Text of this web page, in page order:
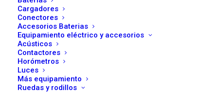
Cargadores
Conectores
Accesorios Baterias
Equipamiento eléctrico y accesorios
Acústicos
Contactores
Horómetros
Luces
Más equipamiento
Ruedas y rodillos